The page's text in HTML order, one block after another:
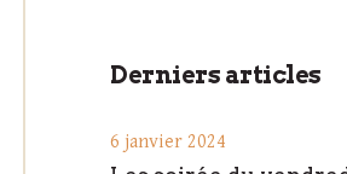
Derniers articles
6 janvier 2024